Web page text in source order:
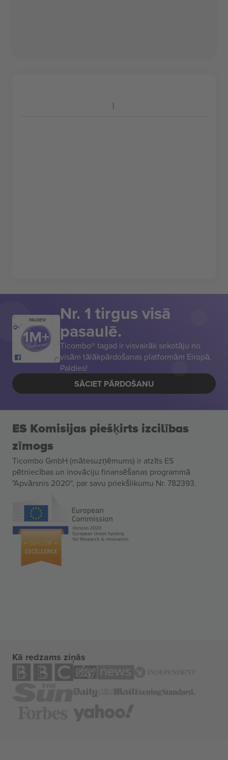
PALDIES! Nr. 1 tirgus visā
pasaulē.
Ticombo® tagad ir visvairāk sekotāju no
visām tālākpārdošanas platformām Eiropā.
Paldies!
SĀCIET PĀRDOŠANU
ES Komisijas piešķirts izcilības
zīmogs
Ticombo GmbH (mātesuzņēmums) ir atzīts ES
pētniecības un inovāciju finansēšanas programmā
"Apvārsnis 2020", par savu priekšlikumu Nr. 782393.
Kā redzams ziņās